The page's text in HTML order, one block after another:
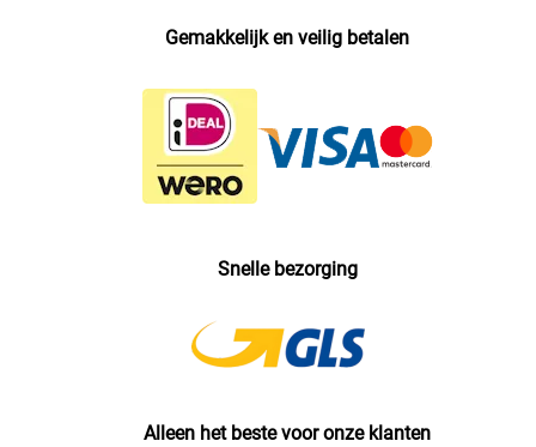
Gemakkelijk en veilig betalen
Snelle bezorging
Alleen het beste voor onze klanten